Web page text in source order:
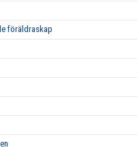
föräldraskap